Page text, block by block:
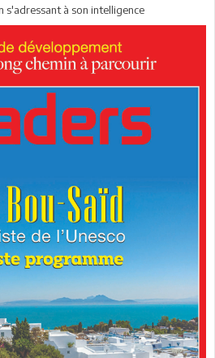
s'adressant à son intelligence